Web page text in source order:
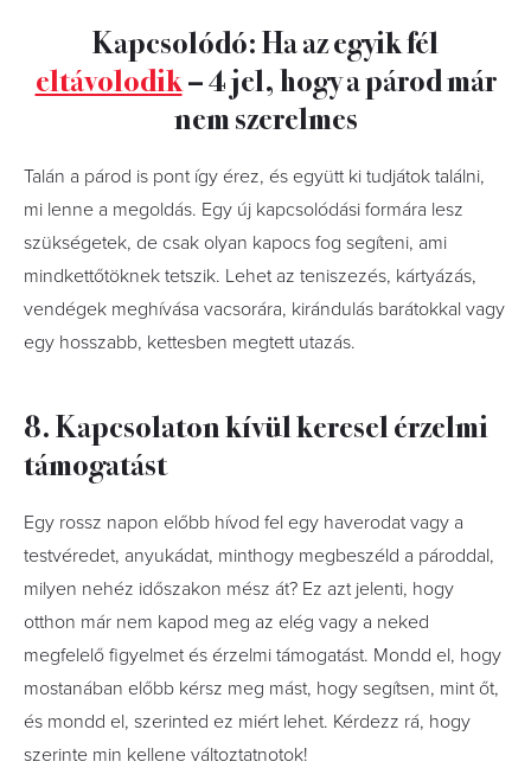
Kapcsolódó: Ha az egyik fél
eltávolodik– 4 jel, hogy a párod már
nem szerelmes
Talán a párod is pont így érez, és együtt ki tudjátok találni,
mi lenne a megoldás. Egy új kapcsolódási formára lesz
szükségetek, de csak olyan kapocs fog segíteni, ami
mindkettőtöknek tetszik. Lehet az teniszezés, kártyázás,
vendégek meghívása vacsorára, kirándulás barátokkal vagy
egy hosszabb, kettesben megtett utazás.
8. Kapcsolaton kívül keresel érzelmi
támogatást
Egy rossz napon előbb hívod fel egy haverodat vagy a
testvéredet, anyukádat, minthogy megbeszéld a pároddal,
milyen nehéz időszakon mész át? Ez azt jelenti, hogy
otthon már nem kapod meg az elég vagy a neked
megfelelő figyelmet és érzelmi támogatást. Mondd el, hogy
mostanában előbb kérsz meg mást, hogy segítsen, mint őt,
és mondd el, szerinted ez miért lehet. Kérdezz rá, hogy
szerinte min kellene változtatnotok!